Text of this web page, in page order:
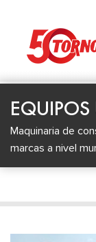
Maquinaria de
marcas a nivel